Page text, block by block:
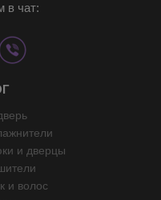
в чат:
и дверцы
и волос